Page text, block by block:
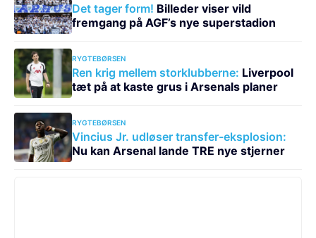
Det tager form! Billeder viser vild
fremgang på AGF’s nye superstadion
RYGTEBØRSEN
Ren krig mellem storklubberne: Liverpool
tæt på at kaste grus i Arsenals planer
RYGTEBØRSEN
Vincius Jr. udløser transfer-eksplosion:
Nu kan Arsenal lande TRE nye stjerner